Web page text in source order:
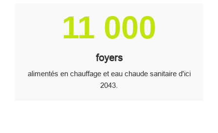
11 000
foyers
alimentés en chauffage et eau chaude sanitaire d'ici
2043.